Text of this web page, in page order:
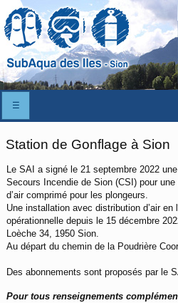
☰
Station de Gonflage à Sion
Le SAI a signé le 21 septembre 2022
Secours Incendie de Sion (CSI) pour
d’air comprimé pour les plongeurs.
Une installation avec distribution d’air
opérationnelle depuis le 15 décembre
Loèche 34, 1950 Sion.
Au départ du chemin de la Poudrière
Des abonnements sont proposés par le
Pour tous renseignements